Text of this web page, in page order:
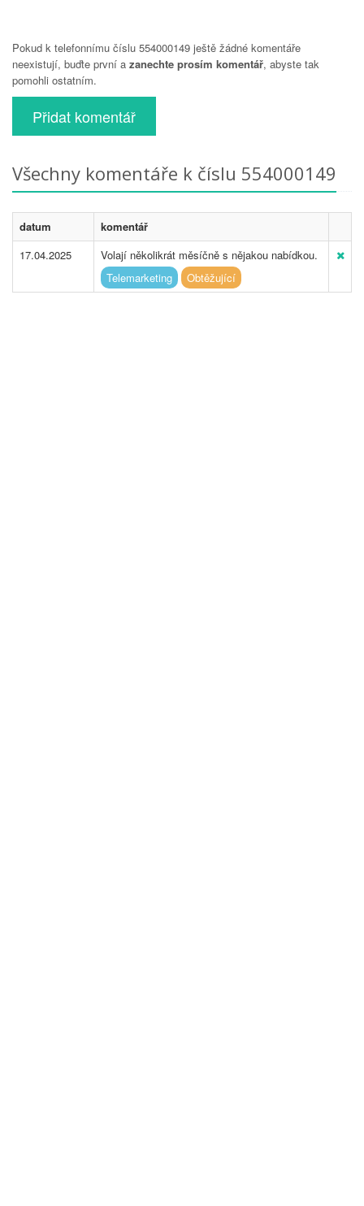
Pokud k telefonnímu číslu 554000149 ještě žádné komentáře
neexistují, buďte první a zanechte prosím komentář, abyste tak
pomohli ostatním.
Přidat komentář
Všechny komentáře k číslu 554000149
datum
komentář
17.04.2025
Volají několikrát měsíčně s nějakou nabídkou.
Telemarketing
Obtěžující